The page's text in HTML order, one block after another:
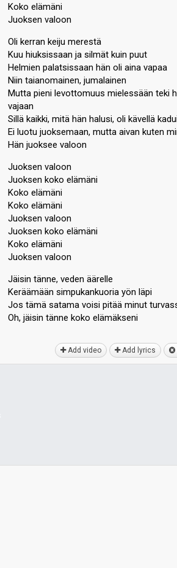
Koko elämäni
Juoksen valoon
Oli kerran keiju merestä
Kuu hiuksissaan ja silmät kuin puut
Helmien palatsissaan hän oli aina vapaa
Niin taianomainen, jumalainen
Mutta pieni levottomuus mielessään teki
vajaan
Sillä kaikki, mitä hän halusi, oli kävellä
Ei luotu juoksemaan, mutta aivan kuten
Hän juoksee valoon
Juoksen valoon
Juoksen koko elämäni
Koko elämäni
Koko elämäni
Juoksen valoon
Juoksen koko elämäni
Koko elämäni
Juoksen valoon
Jäisin tänne, veden äärelle
Keräämään simpukankuoria yön läpi
Jos tämä satama voisi pitää minut
Oh, jäisin tänne koko elämäkѕeni
Add video Add lyrics